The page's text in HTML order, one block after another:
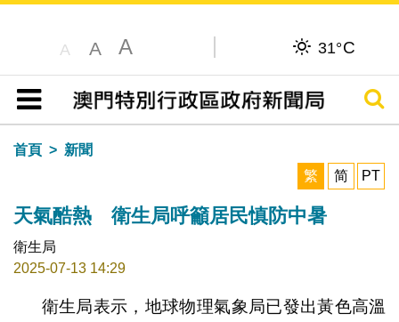
A A A 31°C
目錄
搜尋
首頁
新聞
繁
简 PT
天氣酷熱 衛生局呼籲居民慎防中暑
衛生局
2025-07-13 14:29
衛生局表示，地球物理氣象局已發出黃色高溫